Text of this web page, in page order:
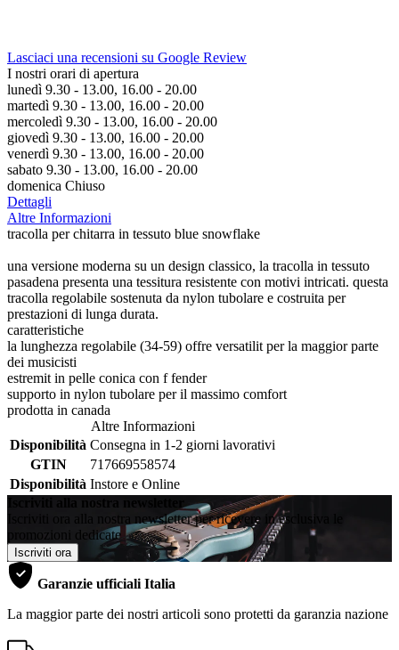
Lasciaci una recensioni su Google Review
I nostri orari di apertura
lunedì 9.30 - 13.00, 16.00 - 20.00
martedì 9.30 - 13.00, 16.00 - 20.00
mercoledì 9.30 - 13.00, 16.00 - 20.00
giovedì 9.30 - 13.00, 16.00 - 20.00
venerdì 9.30 - 13.00, 16.00 - 20.00
sabato 9.30 - 13.00, 16.00 - 20.00
domenica Chiuso
Dettagli
Altre Informazioni
tracolla per chitarra in tessuto blue snowflake
una versione moderna su un design classico, la tracolla in tessuto
pasadena presenta una tessitura resistente con motivi intricati. questa
tracolla regolabile sostenuta da nylon tubolare e costruita per
prestazioni di lunga durata.
caratteristiche
la lunghezza regolabile (34-59) offre versatilit per la maggior parte
dei musicisti
estremit in pelle conica con f fender
supporto in nylon tubolare per il massimo comfort
prodotta in canada
Altre Informazioni
Disponibilità Consegna in 1-2 giorni lavorativi
GTIN
717669558574
Disponibilità Instore e Online
Iscriviti alla nostra newsletter
Iscriviti ora alla nostra newsletter per ricevere in esclusiva le
promozioni dedicate
Iscriviti ora
Garanzie ufficiali Italia
La maggior parte dei nostri articoli sono protetti da garanzia nazione